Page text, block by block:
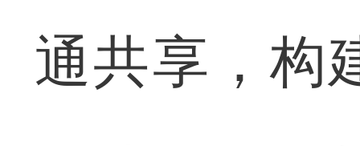
通共享，构